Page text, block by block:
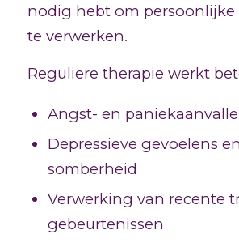
nodig hebt om persoonlijke
te verwerken.
Reguliere therapie werkt
Angst- en
Depressieve gevoelens en
somberheid
Verwerking van recente
gebeurtenissen